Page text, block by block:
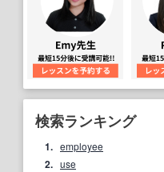
検索ランキング
1. employee
2. use